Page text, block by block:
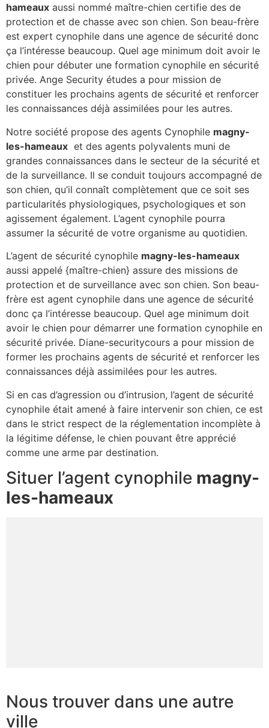
hameaux aussi nommé maître-chien certifie des de
protection et de chasse avec son chien. Son beau-frère
est expert cynophile dans une agence de sécurité donc
ça l’intéresse beaucoup. Quel age minimum doit avoir le
chien pour débuter une formation cynophile en sécurité
privée. Ange Security études a pour mission de
constituer les prochains agents de sécurité et renforcer
les connaissances déjà assimilées pour les autres.
Notre société propose des agents Cynophile magny-
les-hameaux et des agents polyvalents muni de
grandes connaissances dans le secteur de la sécurité et
de la surveillance. Il se conduit toujours accompagné de
son chien, qu’il connaît complètement que ce soit ses
particularités physiologiques, psychologiques et son
agissement également. L’agent cynophile pourra
assumer la sécurité de votre organisme au quotidien.
L’agent de sécurité cynophile magny-les-hameaux
aussi appelé {maître-chien} assure des missions de
protection et de surveillance avec son chien. Son beau-
frère est agent cynophile dans une agence de sécurité
donc ça l’intéresse beaucoup. Quel age minimum doit
avoir le chien pour démarrer une formation cynophile en
sécurité privée. Diane-securitycours a pour mission de
former les prochains agents de sécurité et renforcer les
connaissances déjà assimilées pour les autres.
Si en cas d’agression ou d’intrusion, l’agent de sécurité
cynophile était amené à faire intervenir son chien, ce est
dans le strict respect de la réglementation incomplète à
la légitime défense, le chien pouvant être apprécié
comme une arme par destination.
Situer l’agent cynophile magny-
les-hameaux
Nous trouver dans une autre
ville